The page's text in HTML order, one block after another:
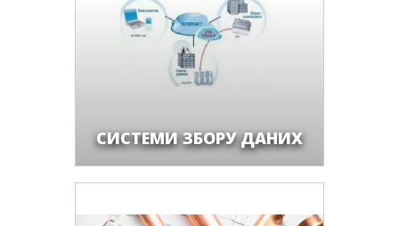
СИСТЕМИ ЗБОРУ ДАНИХ